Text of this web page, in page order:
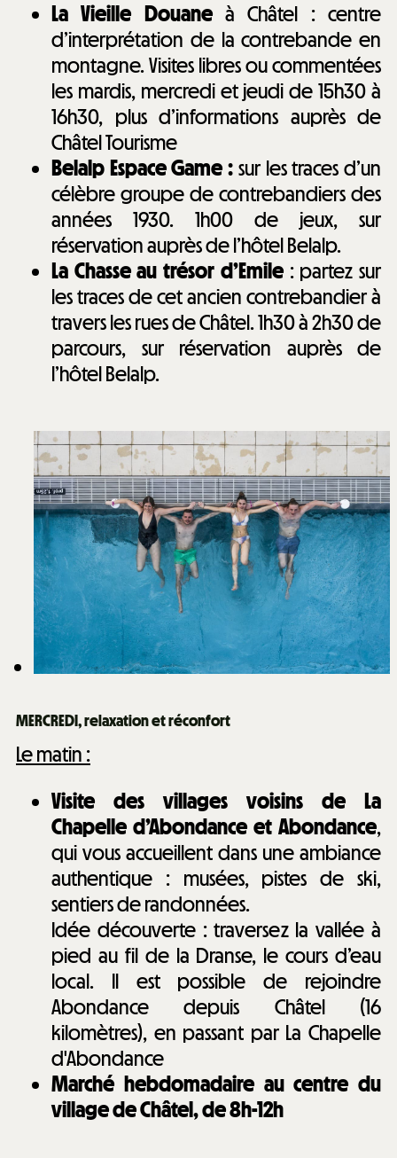
La Vieille Douane à Châtel : centre
d’interprétation de la contrebande en
montagne. Visites libres ou commentées
les mardis, mercredi et jeudi de 15h30 à
16h30, plus d’informations auprès de
Châtel Tourisme
Belalp Espace Game : sur les traces d’un
célèbre groupe de contrebandiers des
années 1930. 1h00 de jeux, sur
réservation auprès de l’hôtel Belalp.
La Chasse au trésor d’Emile: partez sur
les traces de cet ancien contrebandier à
travers les rues de Châtel. 1h30 à 2h30 de
parcours, sur réservation auprès de
l’hôtel Belalp.
MERCREDI, relaxation et réconfort
Le matin :
Visite des villages voisins de La
Chapelle d’Abondance et Abondance,
qui vous accueillent dans une ambiance
authentique : musées, pistes de ski,
sentiers de randonnées.
Idée découverte : traversez la vallée à
pied au fil de la Dranse, le cours d’eau
local. Il est possible de rejoindre
Abondance depuis Châtel (16
kilomètres), en passant par La Chapelle
d'Abondance
Marché hebdomadaire au centre du
village de Châtel, de 8h-12h